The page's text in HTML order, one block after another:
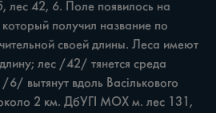
получил название по
своей длины. Леса имеют
лес /42/ тянется среда
вытянут вдоль Васількового
2 км. ДбУГІ МОХ м. лес 131,